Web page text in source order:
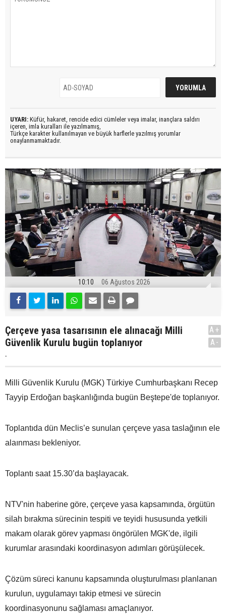
UYARI: Küfür, hakaret, rencide edici cümleler veya imalar, inançlara saldırı
içeren, imla kuralları ile yazılmamış,
Türkçe karakter kullanılmayan ve büyük harflerle yazılmış yorumlar
onaylanmamaktadır.
10:10 06 Ağustos 2026
Çerçeve yasa tasarısının ele alınacağı Milli
Güvenlik Kurulu bugün toplanıyor
.
A+
A-
Milli Güvenlik Kurulu (MGK) Türkiye Cumhurbaşkanı Recep
Tayyip Erdoğan başkanlığında bugün Beştepe'de toplanıyor.
Toplantıda dün Meclis’e sunulan çerçeve yasa taslağının ele
alaınması bekleniyor.
Toplantı saat 15.30’da başlayacak.
NTV'nin haberine göre, çerçeve yasa kapsamında, örgütün
silah bırakma sürecinin tespiti ve teyidi hususunda yetkili
makam olarak görev yapması öngörülen MGK'de, ilgili
kurumlar arasındaki koordinasyon adımları görüşülecek.
Çözüm süreci kanunu kapsamında oluşturulması planlanan
kurulun, uygulamayı takip etmesi ve sürecin
koordinasyonunu sağlaması amaçlanıyor.